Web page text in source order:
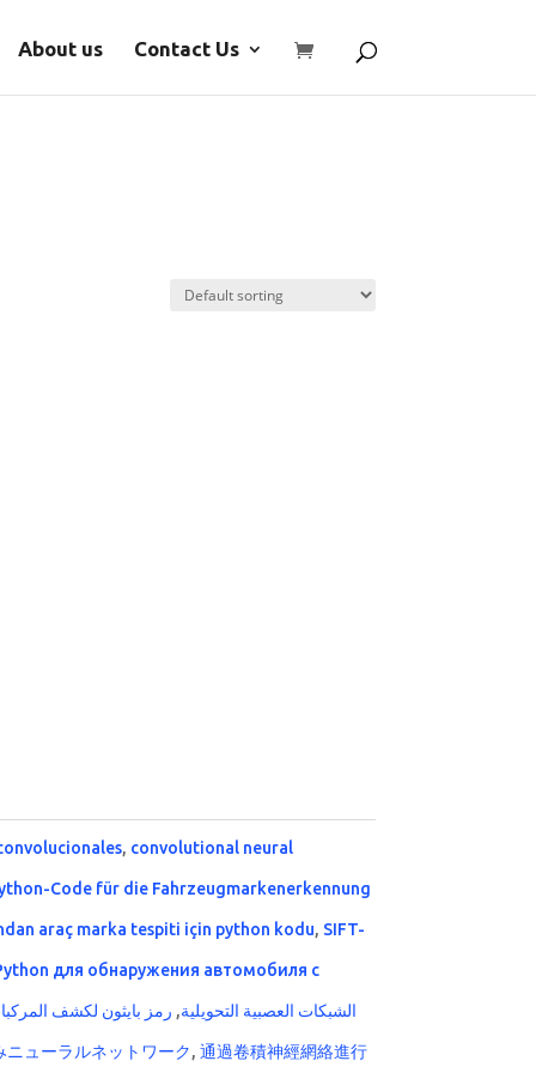
About us Contact Us
, convolutional neural
Code für die Fahrzeugmarkenerkennung
araç marka tespiti için python kodu, SIFT-
для обнаружения автомобиля с
الشبكات العصبية التحويلية, رمز بايثون لكشف
ニューラルネットワーク,通過卷積神經網絡進行